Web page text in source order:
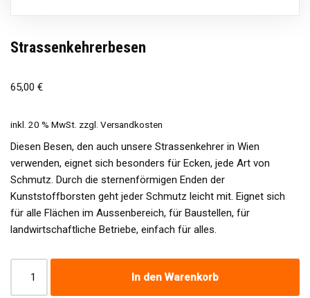
Strassenkehrerbesen
65,00 €
inkl. 20 % MwSt. zzgl. Versandkosten
Diesen Besen, den auch unsere Strassenkehrer in Wien
verwenden, eignet sich besonders für Ecken, jede Art von
Schmutz. Durch die sternenförmigen Enden der
Kunststoffborsten geht jeder Schmutz leicht mit. Eignet sich
für alle Flächen im Aussenbereich, für Baustellen, für
landwirtschaftliche Betriebe, einfach für alles.
In den Warenkorb